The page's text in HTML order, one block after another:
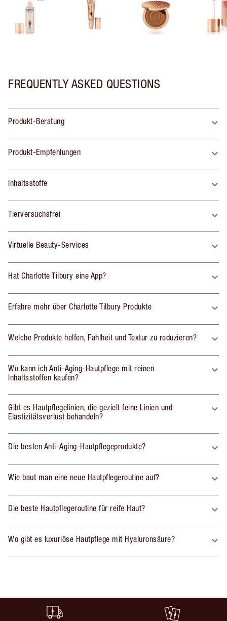
FREQUENTLY ASKED QUESTIONS
Produkt-Beratung
Produkt-Empfehlungen
Inhaltsstoffe
Tierversuchsfrei
Virtuelle Beauty-Services
Hat Charlotte Tilbury eine App?
Erfahre mehr über Charlotte Tilbury Produkte
Welche Produkte helfen, Fahlheit und Textur zu reduzieren?
Wo kann ich Anti-Aging-Hautpflege mit reinen
Inhaltsstoffen kaufen?
Gibt es Hautpflegelinien, die gezielt feine Linien und
Elastizitätsverlust behandeln?
Die besten Anti-Aging-Hautpflegeprodukte?
Wie baut man eine neue Hautpflegeroutine auf?
Die beste Hautpflegeroutine für reife Haut?
Wo gibt es luxuriöse Hautpflege mit Hyaluronsäure?